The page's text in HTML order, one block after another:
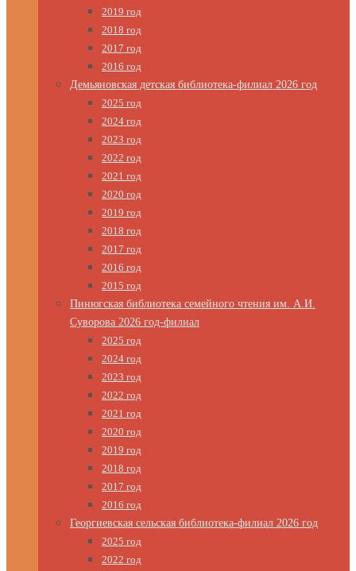
2019 год
2018 год
2017 год
2016 год
Демьяновская детская библиотека-филиал 2026 год
2025 год
2024 год
2023 год
2022 год
2021 год
2020 год
2019 год
2018 год
2017 год
2016 год
2015 год
Пинюгская библиотека семейного чтения им. А.И.
Суворова 2026 год-филиал
2025 год
2024 год
2023 год
2022 год
2021 год
2020 год
2019 год
2018 год
2017 год
2016 год
Георгиевская сельская библиотека-филиал 2026 год
2025 год
2022 год